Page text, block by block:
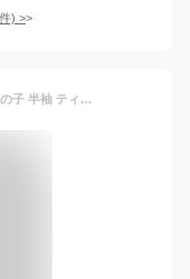
件) >
【799円均一】キッズ Tシャツ 子供服 男の子 半袖 ティーシャツ 吸汗速乾 ドライメッシュ スポーツ プリント ロゴ ボーイズ ジュニア ダンス 韓国子供服 NEV SURF ネブサーフ 110cm 120cm 130cm 140cm 150cm 160cm「N20-06.07.08.09」